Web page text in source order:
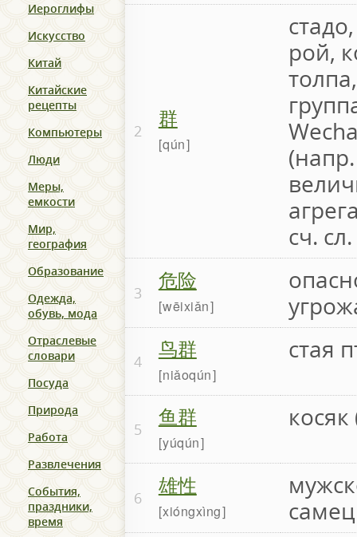
Иероглифы
Искусство
Китай
Китайские
рецепты
Компьютеры
Люди
Меры,
емкости
Мир,
география
Образование
Одежда,
обувь, мода
Отраслевые
словари
Посуда
Природа
Работа
Развлечения
События,
праздники,
время
2 群
qún
рой,
сч. сл.
3 危险
wēixiǎn
4 鸟群
niǎoqún
стая
5 鱼群
yúqún
6 雄性
xióngxìng
самец